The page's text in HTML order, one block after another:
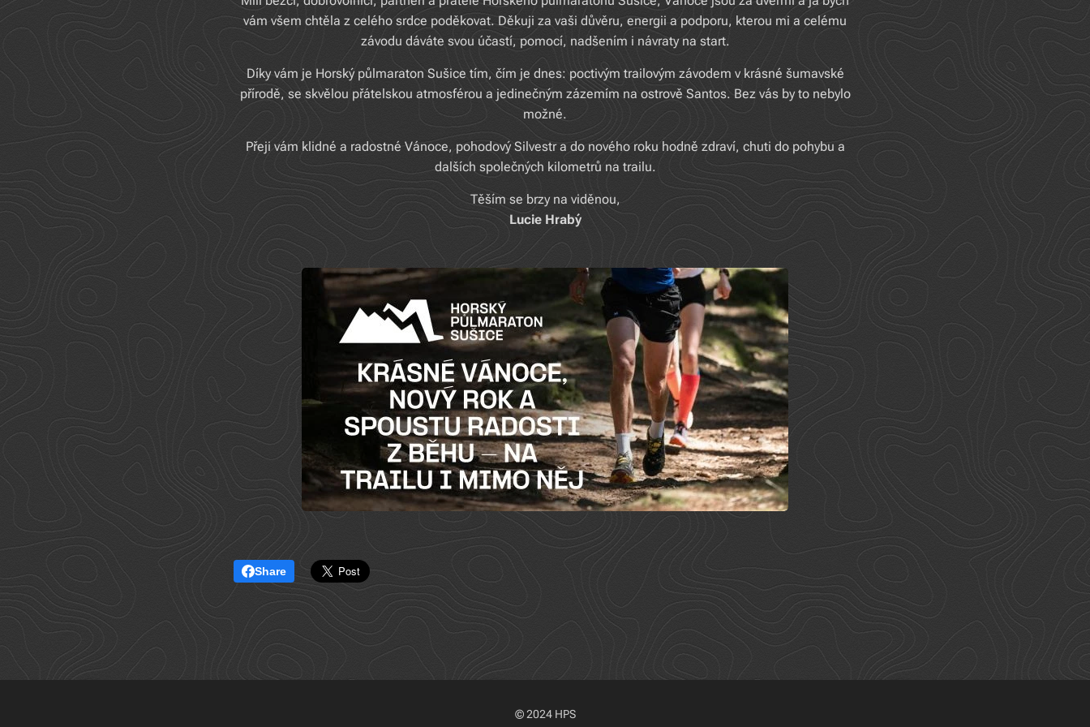
vám všem chtěla z celého srdce poděkovat. Děkuji za vaši důvěru, energii a podporu, kterou mi a celému
závodu dáváte svou účastí, pomocí, nadšením i návraty na start.
Díky vám je Horský půlmaraton Sušice tím, čím je dnes: poctivým trailovým závodem v krásné šumavské
přírodě, se skvělou přátelskou atmosférou a jedinečným zázemím na ostrově Santos. Bez vás by to nebylo
možné.
Přeji vám klidné a radostné Vánoce, pohodový Silvestr a do nového roku hodně zdraví, chuti do pohybu a
dalších společných kilometrů na trailu.
Těším se brzy na viděnou,
Lucie Hrabý
Share
© 2024 HPS